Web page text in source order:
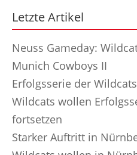
Letzte Artikel
Neuss Gameday:
Munich Cowboys II
Erfolgsserie der
Wildcats wollen
fortsetzen
Starker Auftritt in